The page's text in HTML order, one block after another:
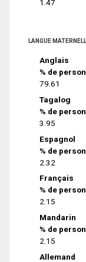
1.47
LANGUE
Anglais
% de
79.61
Tagalog
% de
3.95
Espagnol
% de
2.32
Français
% de
2.15
Mandarin
% de
2.15
Allemand